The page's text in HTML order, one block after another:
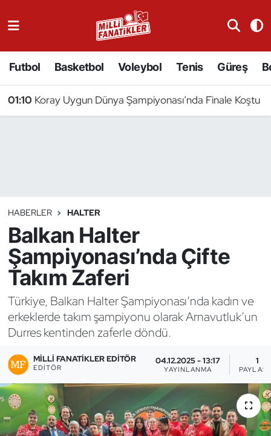
Futbol Basketbol Voleybol Tenis Güreş
01:10 Koray Uygun Dünya Şampiyonası’nda Finale Koştu
HABERLER HALTER
Balkan Halter
Şampiyonası’nda Çifte
Takım Zaferi
Türkiye, Balkan Halter Şampiyonası’nda kadın ve
erkeklerde takım şampiyonu olarak Arnavutluk’un
Durres kentinden zaferle döndü.
MILLI FANATIKLER EDITÖR
EDITÖR
04.12.2025 - 13:17
YAYINLANMA
1
Badminton
Binicilik
Bisiklet
Bocce Bowling Dart
Boks
Briç
Buz Hokeyi
Buz Pateni